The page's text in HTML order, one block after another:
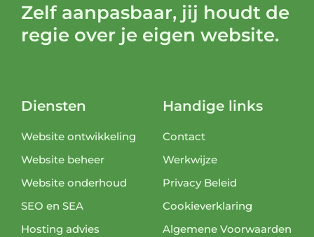
Zelf aanpasbaar, jij houdt de
regie over je eigen website.
Diensten
Website ontwikkeling
Website beheer
Website onderhoud
SEO en SEA
Hosting advies
Handige links
Contact
Werkwijze
Privacy Beleid
Cookieverklaring
Algemene Voorwaarden